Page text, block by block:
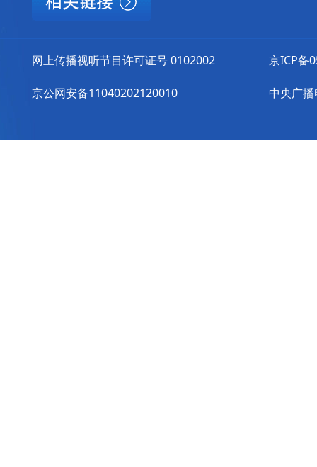
网上传播视听节目许可证号 0102002
京公网安备11040202120010
京ICP备
中央广